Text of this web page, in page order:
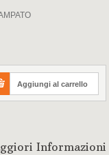
Informazioni